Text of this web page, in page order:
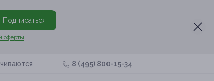
Подписаться
оферты
8 (495) 800-15-34